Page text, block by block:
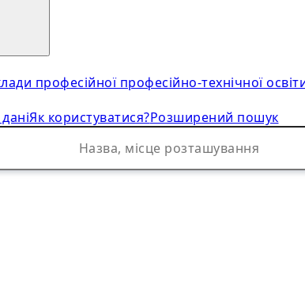
професійної професійно-технічної
Як користуватися?Розширений пошук